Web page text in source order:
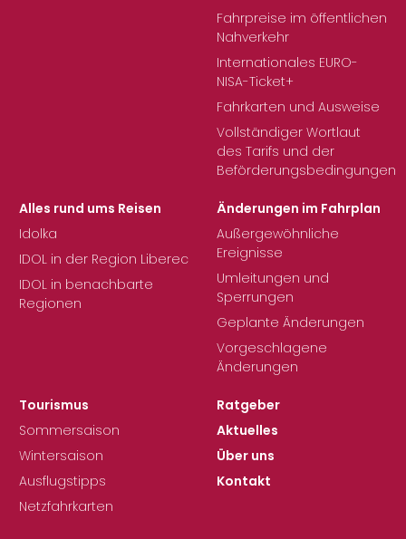
Fahrpreise im öffentlichen
Nahverkehr
Internationales EURO-
NISA-Ticket+
Fahrkarten und Ausweise
Vollständiger Wortlaut
des Tarifs und der
Beförderungsbedingungen
Alles rund ums Reisen
Idolka
IDOL in der Region Liberec
IDOL in benachbarte
Regionen
Änderungen im Fahrplan
Außergewöhnliche
Ereignisse
Umleitungen und
Sperrungen
Geplante Änderungen
Vorgeschlagene
Änderungen
Tourismus
Sommersaison
Wintersaison
Ausflugstipps
Netzfahrkarten
Ratgeber
Aktuelles
Über uns
Kontakt